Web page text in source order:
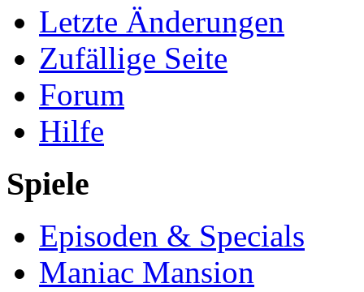
Letzte Änderungen
Zufällige Seite
Forum
Hilfe
Spiele
Episoden & Specials
Maniac Mansion